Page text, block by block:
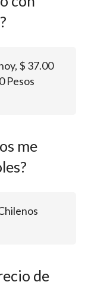
$ 37.00
Pesos
me
de